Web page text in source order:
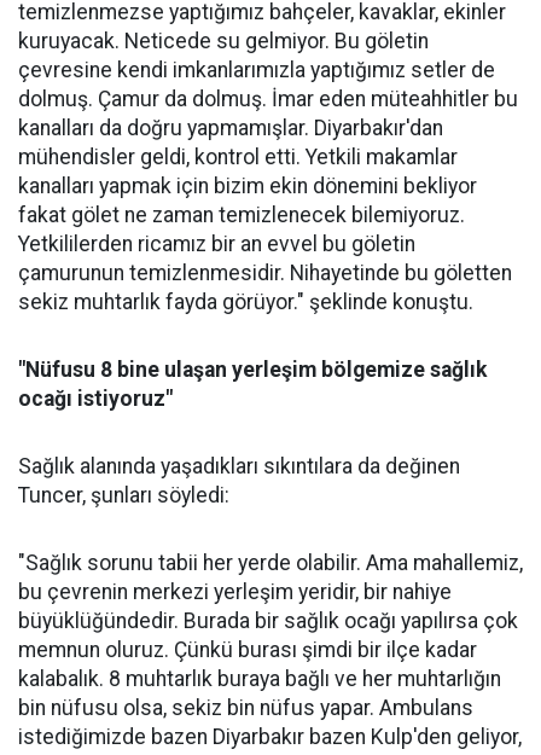
temizlenmezse yaptığımız bahçeler, kavaklar, ekinler
kuruyacak. Neticede su gelmiyor. Bu göletin
çevresine kendi imkanlarımızla yaptığımız setler de
dolmuş. Çamur da dolmuş. İmar eden müteahhitler bu
kanalları da doğru yapmamışlar. Diyarbakır'dan
mühendisler geldi, kontrol etti. Yetkili makamlar
kanalları yapmak için bizim ekin dönemini bekliyor
fakat gölet ne zaman temizlenecek bilemiyoruz.
Yetkililerden ricamız bir an evvel bu göletin
çamurunun temizlenmesidir. Nihayetinde bu göletten
sekiz muhtarlık fayda görüyor." şeklinde konuştu.
"Nüfusu 8 bine ulaşan yerleşim bölgemize sağlık
ocağı istiyoruz"
Sağlık alanında yaşadıkları sıkıntılara da değinen
Tuncer, şunları söyledi:
"Sağlık sorunu tabii her yerde olabilir. Ama mahallemiz,
bu çevrenin merkezi yerleşim yeridir, bir nahiye
büyüklüğündedir. Burada bir sağlık ocağı yapılırsa çok
memnun oluruz. Çünkü burası şimdi bir ilçe kadar
kalabalık. 8 muhtarlık buraya bağlı ve her muhtarlığın
bin nüfusu olsa, sekiz bin nüfus yapar. Ambulans
istediğimizde bazen Diyarbakır bazen Kulp'den geliyor,